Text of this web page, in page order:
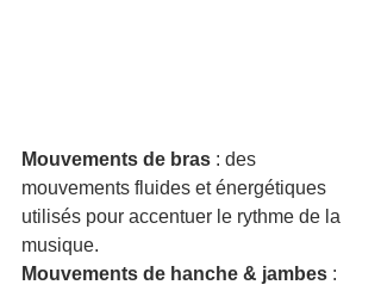
Mouvements de bras : des
mouvements fluides et énergétiques
utilisés pour accentuer le rythme de la
musique.
Mouvements de hanche & jambes :